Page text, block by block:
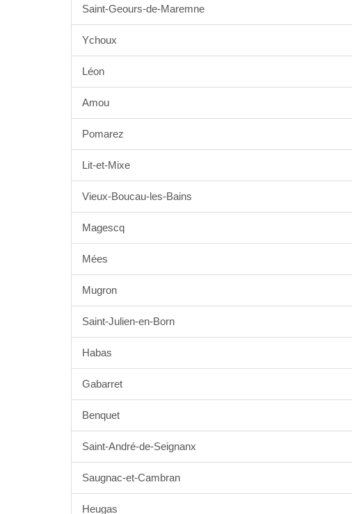
Saint-Geours-de-Maremne
Ychoux
Léon
Amou
Pomarez
Lit-et-Mixe
Vieux-Boucau-les-Bains
Magescq
Mées
Mugron
Saint-Julien-en-Born
Habas
Gabarret
Benquet
Saint-André-de-Seignanx
Saugnac-et-Cambran
Heugas